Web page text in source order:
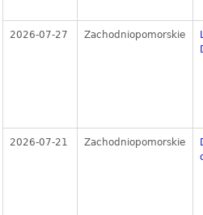
2026-07-27 Zachodniopomorskie
2026-07-21 Zachodniopomorskie